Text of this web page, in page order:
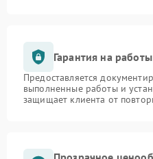
Гарантия на
Предоставляется
выполненные работы и
защищает клиента от